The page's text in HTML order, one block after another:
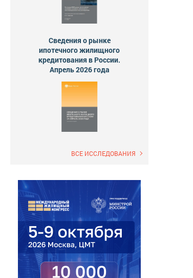
Сведения о рынке
ипотечного жилищного
кредитования в России.
Апрель 2026 года
ВСЕ ИССЛЕДОВАНИЯ